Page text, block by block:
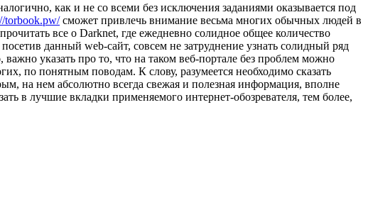
как и не со всеми без исключения заданиями оказывается под
torbook.pw/сможет привлечь внимание весьма многих обычных людей в
все о Darknet, где ежедневно солидное общее количество
данный web-сайт, совсем не затруднение узнать солидный ряд
указать про то, что на таком веб-портале без проблем можно
по понятным поводам. К слову, разумеется необходимо сказать
на нем абсолютно всегда свежая и полезная информация, вполне
в лучшие вкладки применяемого интернет-обозревателя, тем более,